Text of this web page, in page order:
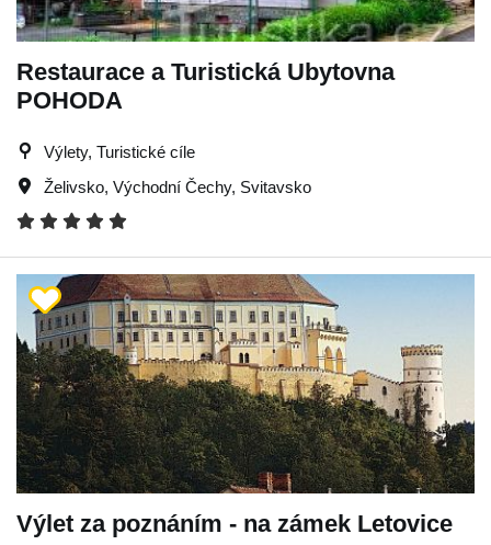
Restaurace a Turistická Ubytovna
POHODA
Výlety, Turistické cíle
Želivsko, Východní Čechy, Svitavsko
Výlet za poznáním - na zámek Letovice